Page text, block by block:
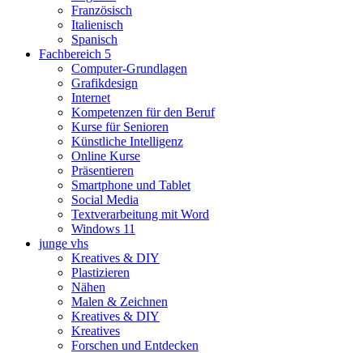
Französisch
Italienisch
Spanisch
Fachbereich 5
Computer-Grundlagen
Grafikdesign
Internet
Kompetenzen für den Beruf
Kurse für Senioren
Künstliche Intelligenz
Online Kurse
Präsentieren
Smartphone und Tablet
Social Media
Textverarbeitung mit Word
Windows 11
junge vhs
Kreatives & DIY
Plastizieren
Nähen
Malen & Zeichnen
Kreatives & DIY
Kreatives
Forschen und Entdecken